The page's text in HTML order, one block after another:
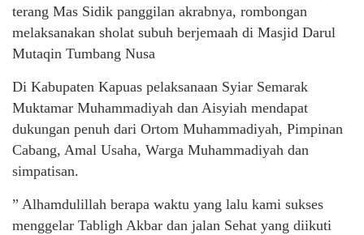
terang Mas Sidik panggilan akrabnya, rombongan
melaksanakan sholat subuh berjemaah di Masjid Darul
Mutaqin Tumbang Nusa
Di Kabupaten Kapuas pelaksanaan Syiar Semarak
Muktamar Muhammadiyah dan Aisyiah mendapat
dukungan penuh dari Ortom Muhammadiyah, Pimpinan
Cabang, Amal Usaha, Warga Muhammadiyah dan
simpatisan.
” Alhamdulillah berapa waktu yang lalu kami sukses
menggelar Tabligh Akbar dan jalan Sehat yang diikuti